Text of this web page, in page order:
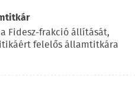
Fidesz-frakció állítását,
felelős államtitkára